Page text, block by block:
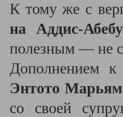
К тому же с
на Аддис-Абебу
полезным — не
Дополнением к
Энтото Марьям
со своей